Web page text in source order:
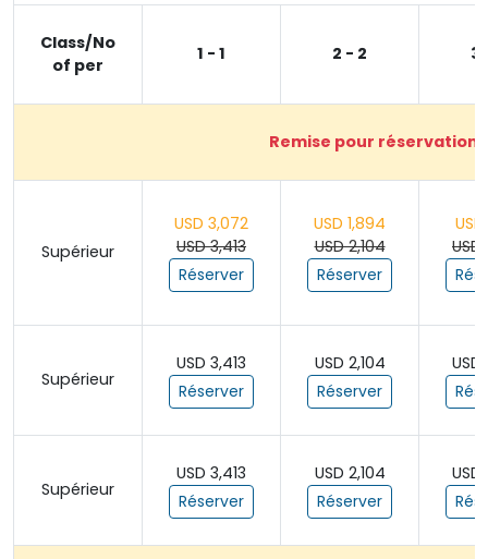
Class/No
of per
1 - 1 2 - 2 3
Remise pour réservation
Supérieur
USD 3,072
USD 3,413
Réserver
USD 1,894
USD 2,104
Réserver
USD
USD
Supérieur
USD 3,413
Réserver
USD 2,104
Réserver
USD
Supérieur
USD 3,413
Réserver
USD 2,104
Réserver
USD